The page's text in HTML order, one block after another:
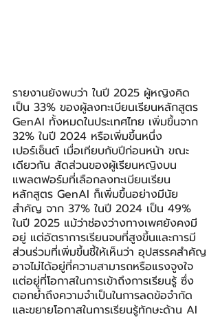
รายงานยังพบว่า ในปี 2025 ผู้หญิงคิด
เป็น 33% ของผู้ลงทะเบียนเรียนหลักสูตร
GenAI ทั้งหมดในประเทศไทย เพิ่มขึ้นจาก
32% ในปี 2024 หรือเพิ่มขึ้นหนึ่ง
เปอร์เซ็นต์ เมื่อเทียบกับปีก่อนหน้า ขณะ
เดียวกัน สัดส่วนของผู้เรียนหญิงบน
แพลตฟอร์มที่เลือกลงทะเบียนเรียน
หลักสูตร GenAI ก็เพิ่มขึ้นอย่างมีนัย
สำคัญ จาก 37% ในปี 2024 เป็น 49%
ในปี 2025 แม้ว่าช่องว่างทางเพศยังคงมี
อยู่ แต่อัตราการเรียนจบที่สูงขึ้นและการมี
ส่วนร่วมที่เพิ่มขึ้นชี้ให้เห็นว่า อุปสรรคสำคัญ
อาจไม่ได้อยู่ที่ความสามารถหรือแรงจูงใจ
แต่อยู่ที่โอกาสในการเข้าถึงการเรียนรู้ ซึ่ง
ตอกย้ำถึงความจำเป็นในการลดข้อจำกัด
และขยายโอกาสในการเรียนรู้ทักษะด้าน AI